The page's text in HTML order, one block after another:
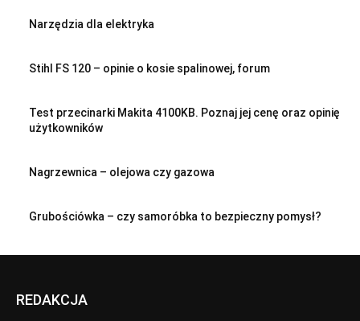
Narzędzia dla elektryka
Stihl FS 120 – opinie o kosie spalinowej, forum
Test przecinarki Makita 4100KB. Poznaj jej cenę oraz opinię
użytkowników
Nagrzewnica – olejowa czy gazowa
Grubościówka – czy samoróbka to bezpieczny pomysł?
REDAKCJA